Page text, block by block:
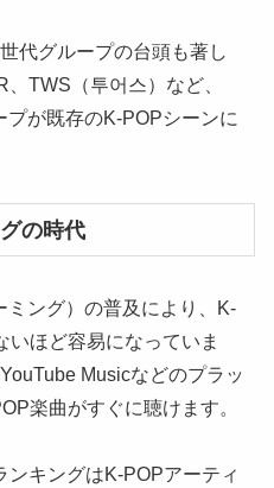
代グループの台頭も著し
TWS（투어스）など、
が既存のK-POPシーンに
の時代
ング）の普及により、K-
いほど容易になっていま
Musicなどのプラッ
楽曲がすぐに聴けます。
キングはK-POPアーティ